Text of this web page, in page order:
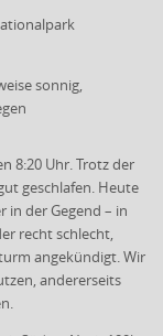
sonnig,
8:20 Uhr. Trotz der
geschlafen. Heute
in der Gegend – in
recht schlecht,
angekündigt. Wir
andererseits